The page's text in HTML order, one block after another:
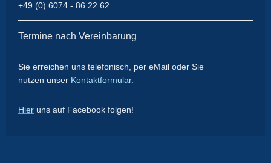
+49 (0) 6074 - 86 22 62
Termine nach Vereinbarung
Sie erreichen uns telefonisch, per eMail oder Sie
nutzen unser Kontaktformular.
Hier uns auf Facebook folgen!